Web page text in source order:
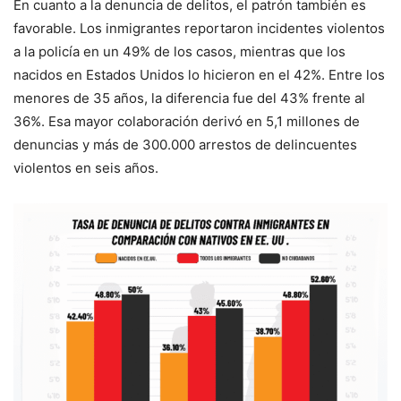
En cuanto a la denuncia de delitos, el patrón también es
favorable. Los inmigrantes reportaron incidentes violentos
a la policía en un 49% de los casos, mientras que los
nacidos en Estados Unidos lo hicieron en el 42%. Entre los
menores de 35 años, la diferencia fue del 43% frente al
36%. Esa mayor colaboración derivó en 5,1 millones de
denuncias y más de 300.000 arrestos de delincuentes
violentos en seis años.